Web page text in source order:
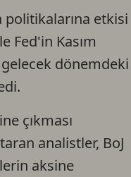
politikalarına etkisi
Fed'in Kasım
gelecek dönemdeki
çıkması
analistler, BoJ
aksine